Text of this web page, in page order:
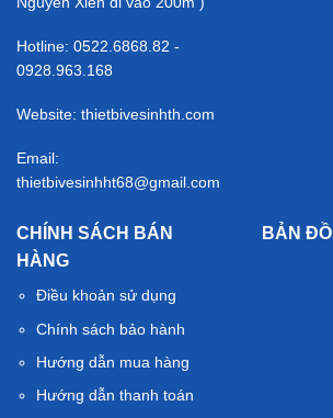
Hotline: 0522.6868.82 -
0928.963.168
Website: thietbivesinhth.com
Email:
thietbivesinhht68@gmail.com
CHÍNH SÁCH BÁN
HÀNG
Điều khoản sử dụng
Chính sách bảo hành
Hướng dẫn mua hàng
Hướng dẫn thanh toán
BẢN ĐỒ